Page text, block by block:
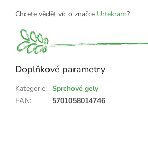
Chcete vědět víc o značce Urtekram?
Doplňkové parametry
Kategorie: Sprchové gely
EAN: 5701058014746
Z